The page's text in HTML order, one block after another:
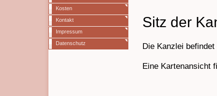
Kosten
Kontakt
Impressum
Datenschutz
Sitz der
Die Kanzlei
Eine Kartenansicht